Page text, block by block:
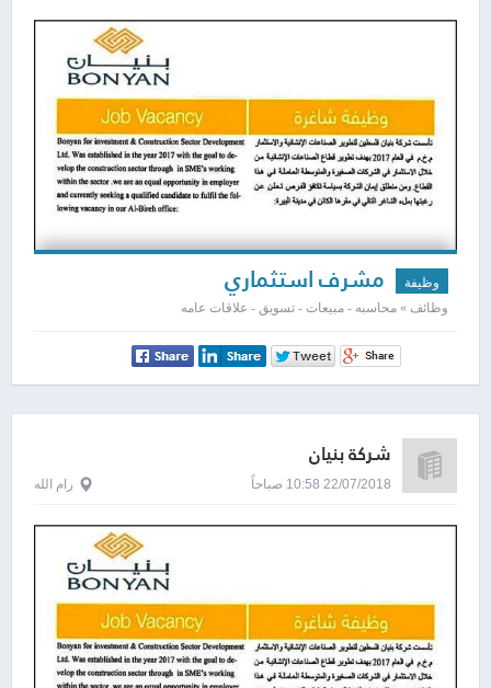
وظيفة مشرف استثماري
وظائف » محاسبه - مبيعات - تسويق - علاقات عامه
شركة بنيان
22/07/2018 10:58 صباحاً رام الله